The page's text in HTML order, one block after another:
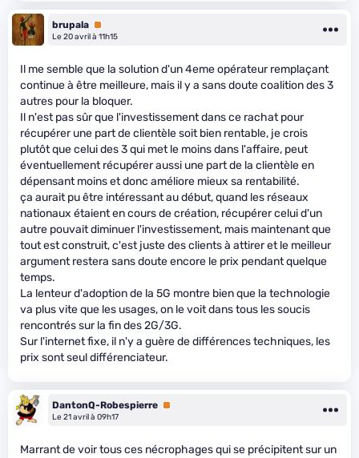
brupala Premium
Le 20 avril à 11h15
Il me semble que la solution d'un 4eme opérateur remplaçant
continue à être meilleure, mais il y a sans doute coalition des 3
autres pour la bloquer.
Il n'est pas sûr que l'investissement dans ce rachat pour
récupérer une part de clientèle soit bien rentable, je crois
plutôt que celui des 3 qui met le moins dans l'affaire, peut
éventuellement récupérer aussi une part de la clientèle en
dépensant moins et donc améliore mieux sa rentabilité.
ça aurait pu être intéressant au début, quand les réseaux
nationaux étaient en cours de création, récupérer celui d'un
autre pouvait diminuer l'investissement, mais maintenant que
tout est construit, c'est juste des clients à attirer et le meilleur
argument restera sans doute encore le prix pendant quelque
temps.
La lenteur d'adoption de la 5G montre bien que la technologie
va plus vite que les usages, on le voit dans tous les soucis
rencontrés sur la fin des 2G/3G.
Sur l'internet fixe, il n'y a guère de différences techniques, les
prix sont seul différenciateur.
DantonQ-Robespierre Premium
Le 21 avril à 09h17
Marrant de voir tous ces nécrophages qui se précipitent sur un